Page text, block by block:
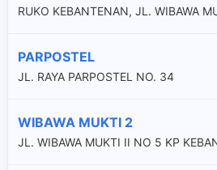
RUKO KEBANTENAN, JL. WIBAWA
PARPOSTEL
JL. RAYA PARPOSTEL NO. 34
WIBAWA MUKTI 2
JL. WIBAWA MUKTI II NO 5 KP